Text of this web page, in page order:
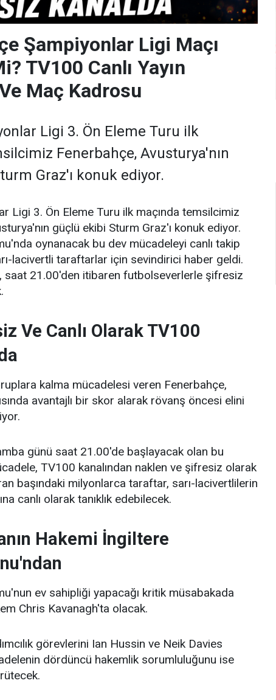
Şampiyonlar Ligi Maçı
TV100 Canlı Yayın
Maç Kadrosu
Ligi 3. Ön Eleme Turu ilk
Fenerbahçe, Avusturya'nın
Graz'ı konuk ediyor.
Ligi 3. Ön Eleme Turu ilk maçında temsilcimiz
güçlü ekibi Sturm Graz'ı konuk ediyor.
oynanacak bu dev mücadeleyi canlı takip
lacivertli taraftarlar için sevindirici haber geldi.
saat 21.00'den itibaren futbolseverlerle şifresiz
Ve Canlı Olarak TV100
kalma mücadelesi veren Fenerbahçe,
avantajlı bir skor alarak rövanş öncesi elini
günü saat 21.00'de başlayacak olan bu
TV100 kanalından naklen ve şifresiz olarak
başındaki milyonlarca taraftar, sarı-lacivertlilerin
canlı olarak tanıklık edebilecek.
Hakemi İngiltere
ev sahipliği yapacağı kritik müsabakada
Chris Kavanagh'ta olacak.
görevlerini Ian Hussin ve Neik Davies
dördüncü hakemlik sorumluluğunu ise